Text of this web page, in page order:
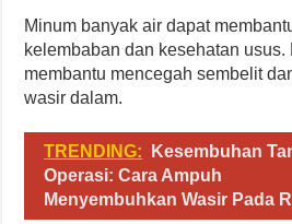
Minum banyak air dapat
kelembaban dan kesehatan
membantu mencegah sembelit
wasir dalam.
TRENDING:
Kesembuhan
Operasi: Cara Ampuh
Menyembuhkan Wasir Pada